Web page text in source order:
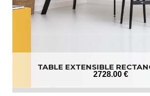
TABLE EXTENSIBLE
2728.00 €